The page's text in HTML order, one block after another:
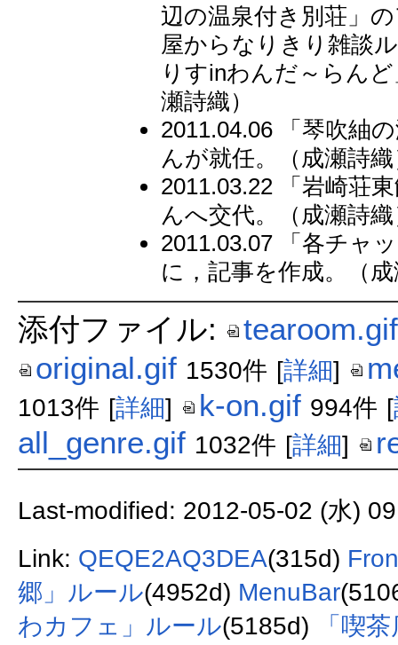
辺の温泉付き別荘」
屋からなりきり雑談
りすinわんだ～らん
瀬詩織）
2011.04.06 「琴吹紬
んが就任。（成瀬詩
2011.03.22 「岩崎荘
んへ交代。（成瀬詩
2011.03.07 「各チャ
に，記事を作成。（
添付ファイル:
tearoom.gif
original.gif 1530件 [詳細]
1013件 [詳細] k-on.gif 994件 [
all_genre.gif 1032件 [詳細]
Last-modified: 2012-05-02 (水)
Link: QEQE2AQ3DEA(315d)
郷」ルール(4952d) MenuBar
わカフェ」ルール(5185d)
「喫